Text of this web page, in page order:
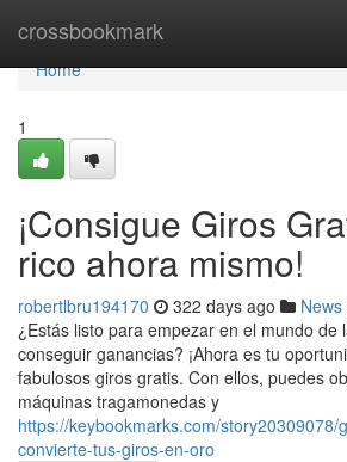
crossbookmark
Home
Home
1
¡Consigue Giros
rico ahora mismo!
robertlbru194170 322 days ago News
¿Estás listo para empezar en el mundo de
conseguir ganancias? ¡Ahora es tu
fabulosos giros gratis. Con ellos, puedes
máquinas tragamonedas y
https://keybookmarks.com/story20309078/
convierte-tus-giros-en-oro